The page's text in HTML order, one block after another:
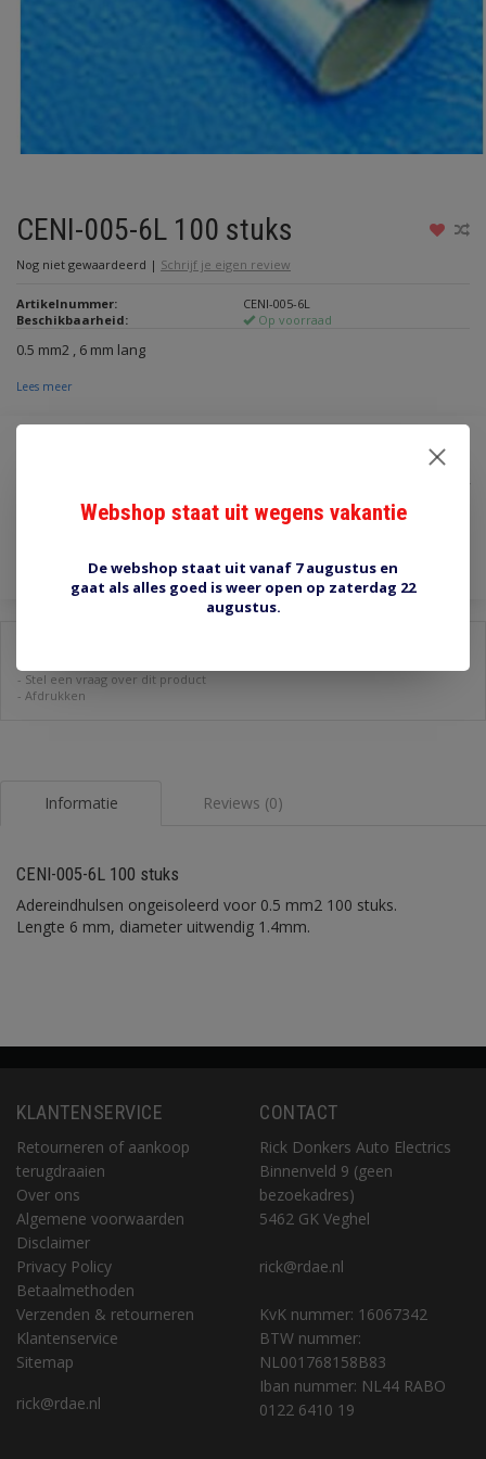
CENI-005-6L 100 stuks
Nog niet gewaardeerd | Schrijf je eigen review
Artikelnummer:
CENI-005-6L
Beschikbaarheid:
Op voorraad
0.5 mm2 , 6 mm lang
Lees meer
€3,25
Toevoegen aan winkelwagen
- Stel een vraag over dit product
- Afdrukken
Informatie Reviews (0)
CENI-005-6L 100 stuks
Adereindhulsen ongeisoleerd voor 0.5 mm2 100 stuks.
Lengte 6 mm, diameter uitwendig 1.4mm.
KLANTENSERVICE
Retourneren of aankoop
terugdraaien
Over ons
Algemene voorwaarden
Disclaimer
Privacy Policy
Betaalmethoden
Verzenden & retourneren
Klantenservice
Sitemap
rick@rdae.nl
CONTACT
Rick Donkers Auto Electrics
Binnenveld 9 (geen
bezoekadres)
5462 GK Veghel
rick@rdae.nl
KvK nummer: 16067342
BTW nummer:
NL001768158B83
Iban nummer: NL44 RABO
0122 6410 19
Webshop staat uit wegens vakantie
De webshop staat uit vanaf 7 augustus en
gaat als alles goed is weer open op zaterdag 22
augustus.